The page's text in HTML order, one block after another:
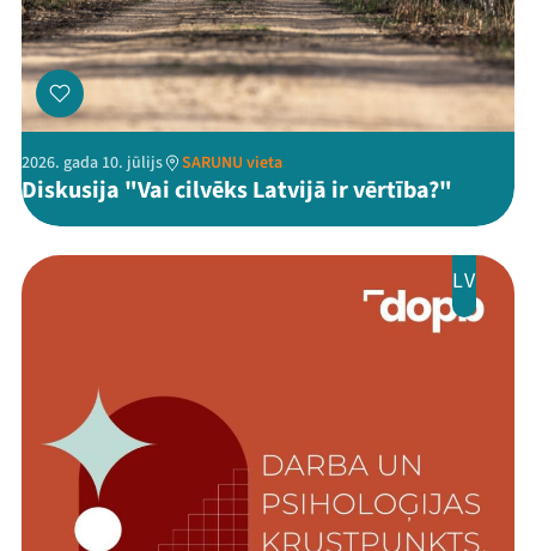
2026. gada 10. jūlijs SARUNU vieta
Diskusija "Vai cilvēks Latvijā ir vērtība?"
LV